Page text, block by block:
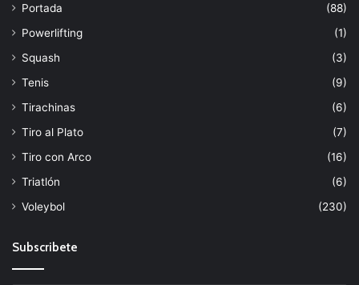
Portada
(88)
Powerlifting
(1)
Squash
(3)
Tenis
(9)
Tirachinas
(6)
Tiro al Plato
(7)
Tiro con Arco
(16)
Triatlón
(6)
Voleybol
(230)
Subscribete